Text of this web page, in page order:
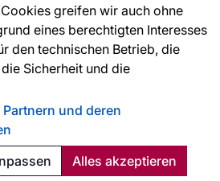
greifen wir auch ohne
eines berechtigten Interesses
den technischen Betrieb, die
Sicherheit und die
Partnern und deren
Alles akzeptieren
von:
Daten